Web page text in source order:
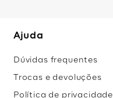
Ajuda
Dúvidas frequentes
Trocas e devoluções
Política de privacidade